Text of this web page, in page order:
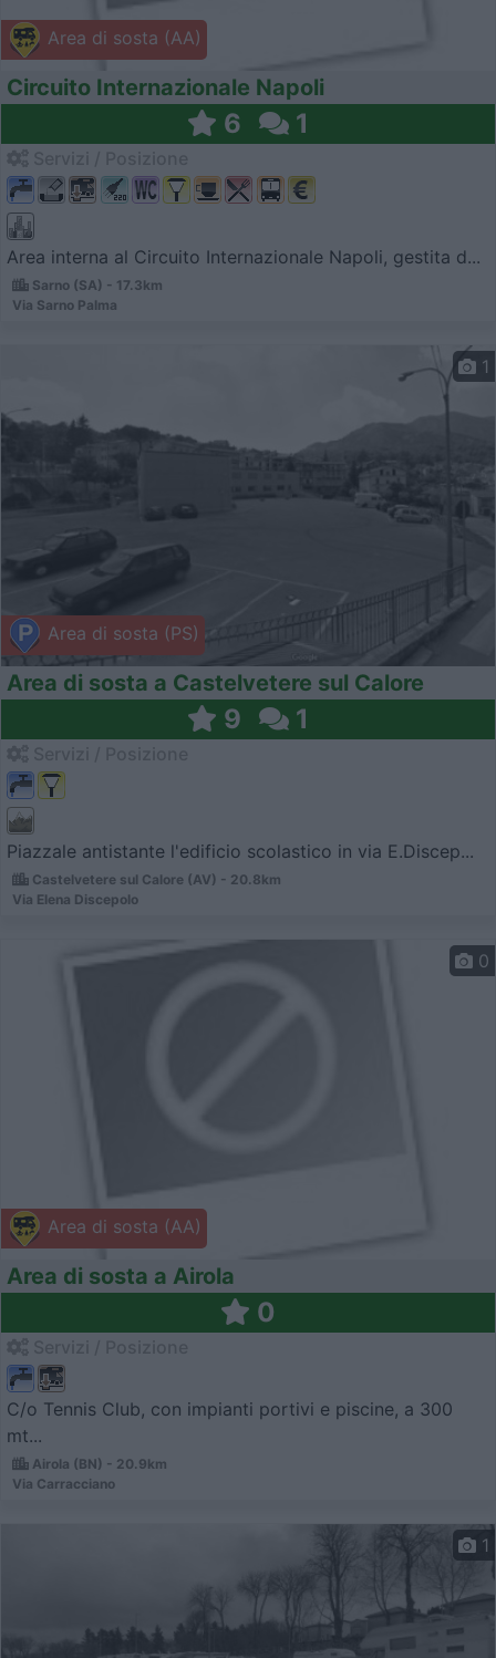
Area di sosta (AA)
Circuito Internazionale Napoli
6 1
Area interna al Circuito Internazionale Napoli, gestita d...
Sarno (SA) - 17.3km
Via Sarno Palma
Area di sosta (PS)
1
Area di sosta a Castelvetere sul Calore
9 1
Piazzale antistante l'edificio scolastico in via E.Discep...
Castelvetere sul Calore (AV) - 20.8km
Via Elena Discepolo
Area di sosta (AA)
0
Area di sosta a Airola
0
C/o Tennis Club, con impianti portivi e piscine, a 300
mt...
Airola (BN) - 20.9km
Via Carracciano
1